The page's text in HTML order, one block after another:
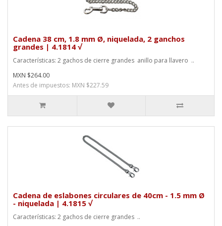
Cadena 38 cm, 1.8 mm Ø, niquelada, 2 ganchos
grandes | 4.1814 √
Características: 2 gachos de cierre grandes anillo para llavero ..
MXN $264.00
Antes de impuestos: MXN $227.59
Cadena de eslabones circulares de 40cm - 1.5 mm Ø
- niquelada | 4.1815 √
Características: 2 gachos de cierre grandes ..